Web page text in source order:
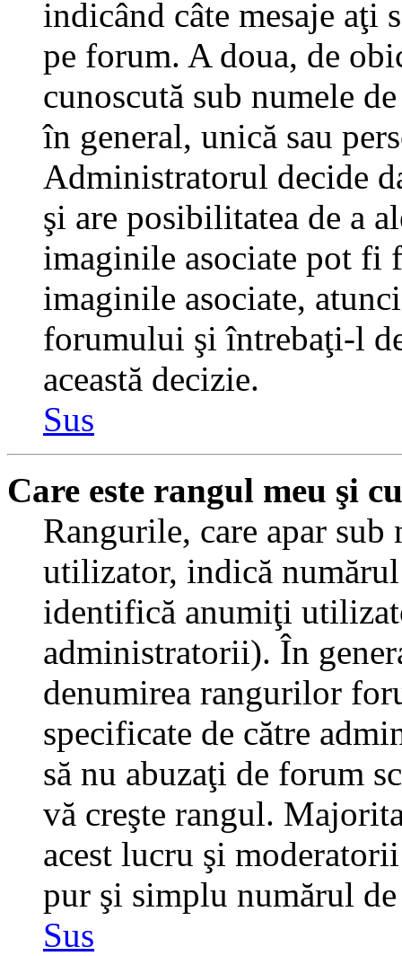
indicând câte mesaje aţi
pe forum. A doua, de
cunoscută sub numele
în general, unică sau
Administratorul decide
şi are posibilitatea de a
imaginile asociate pot fi
imaginile asociate,
forumului şi întrebaţi-l
această decizie.
Sus
Care este rangul meu şi
Rangurile, care apar sub
utilizator, indică numărul
identifică anumiţi
administratorii). În
denumirea rangurilor
specificate de către
să nu abuzaţi de forum
vă creşte rangul.
acest lucru şi
pur şi simplu numărul de
Sus